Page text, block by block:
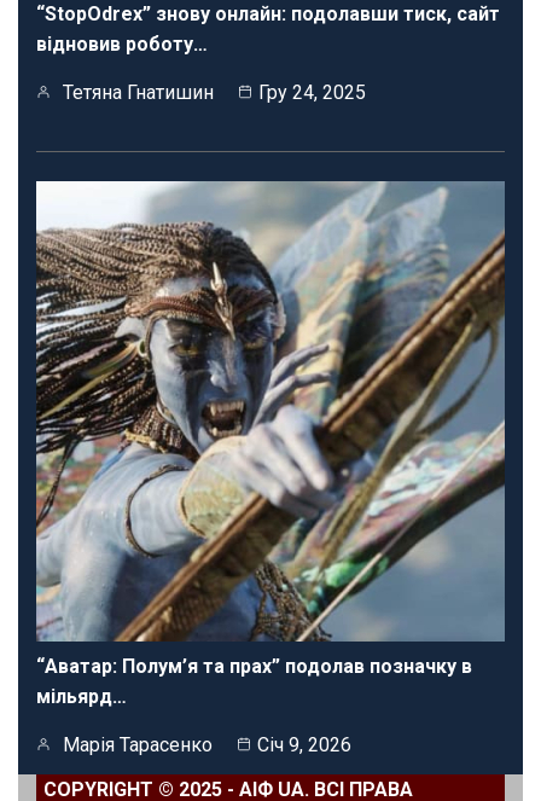
“StopOdrex” знову онлайн: подолавши тиск, сайт
відновив роботу…
Тетяна Гнатишин Гру 24, 2025
“Аватар: Полум’я та прах” подолав позначку в
мільярд…
Марія Тарасенко
Січ 9, 2026
COPYRIGHT © 2025 - АІФ UA. ВСІ ПРАВА